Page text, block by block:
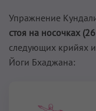
Упражнение
стоя на носочках
следующих крийях
Йоги Бхаджана: